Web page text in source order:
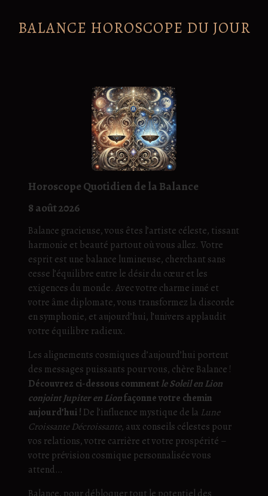
BALANCE HOROSCOPE DU JOUR
Horoscope Quotidien de la Balance
8 août 2026
Balance gracieuse, vous êtes l’artiste céleste, tissant
harmonie et beauté partout où vous allez. Votre
esprit est une balance lumineuse, cherchant sans
cesse l’équilibre entre le désir du cœur et les
exigences du monde. Avec votre charme inné et
votre âme diplomate, vous transformez la discorde
en symphonie, et aujourd’hui, l’univers applaudit
votre équilibre radieux.
Les alignements cosmiques d’aujourd’hui portent
des messages puissants pour vous, chère Balance !
Découvrez ci-dessous commentle Soleil en Lion
conjoint Jupiter en Lionfaçonne votre chemin
aujourd’hui ! De l’influence mystique de la Lune
Croissante Décroissante, aux conseils célestes pour
vos relations, votre carrière et votre prospérité –
votre prévision cosmique personnalisée vous
attend…